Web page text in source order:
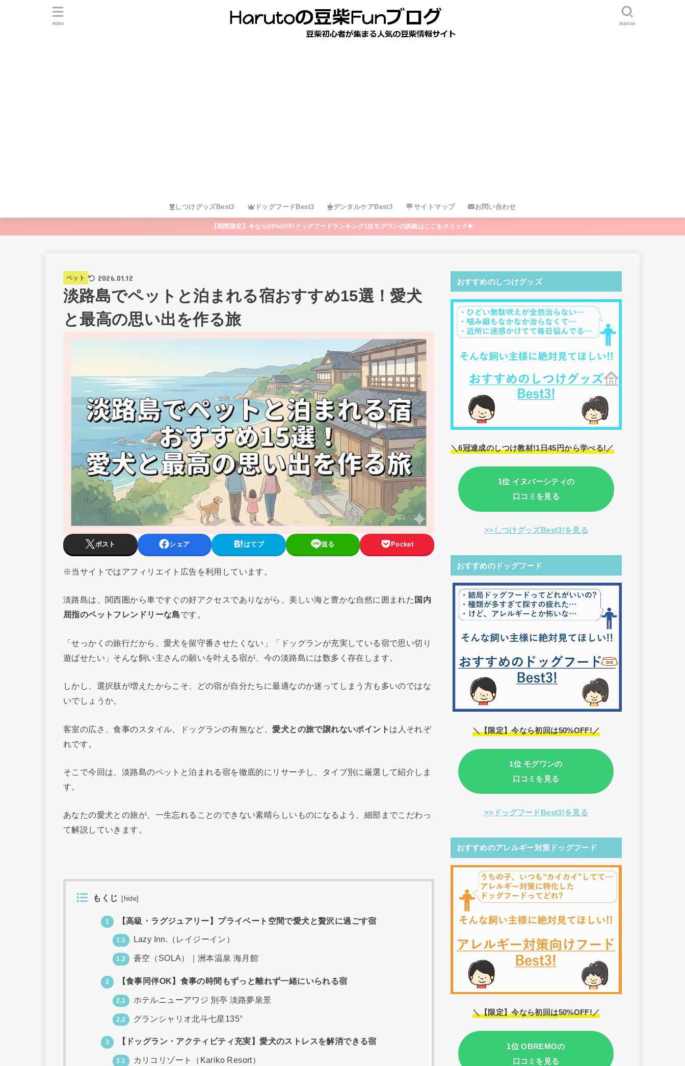
しつけグッズBest3 ドッグフードBest3 デンタルケアBest3 サイトマップ お問い合わせ
SEARCH
MENU
【期間限定】今なら50%OFF!ドッグフードランキング1位モグワンの詳細はここをクリック▶
ペット 2026.01.12
淡路島でペットと泊まれる宿おすすめ15選！愛犬
と最高の思い出を作る旅
ポスト シェア はてブ 送る Pocket
※当サイトではアフィリエイト広告を利用しています。
淡路島は、関西圏から車ですぐの好アクセスでありながら、美しい海と豊かな自然に囲まれた 国内
屈指のペットフレンドリーな島です。
「せっかくの旅行だから、愛犬を留守番させたくない」「ドッグランが充実している宿で思い切り
遊ばせたい」そんな飼い主さんの願いを叶える宿が、今の淡路島には数多く存在します。
しかし、選択肢が増えたからこそ、どの宿が自分たちに最適なのか迷ってしまう方も多いのではな
いでしょうか。
客室の広さ、食事のスタイル、ドッグランの有無など、愛犬との旅で譲れないポイント は人それぞ
れです。
そこで今回は、淡路島のペットと泊まれる宿を徹底的にリサーチし、タイプ別に厳選して紹介しま
す。
あなたの愛犬との旅が、一生忘れることのできない素晴らしいものになるよう、細部までこだわっ
て解説していきます。
もくじ hide
1 【高級・ラグジュアリー】プライベート空間で愛犬と贅沢に過ごす宿
1.1 Lazy Inn.（レイジーイン）
1.2 蒼空（SOLA）｜洲本温泉 海月館
2 【食事同伴OK】食事の時間もずっと離れず一緒にいられる宿
2.1 ホテルニューアワジ 別亭 淡路夢泉景
2.2 グランシャリオ北斗七星135°
3 【ドッグラン・アクティビティ充実】愛犬のストレスを解消できる宿
3.1 カリコリゾート（Kariko Resort）
おすすめのしつけグッズ
＼6冠達成のしつけ教材!1日45円から学べる!／
1位 イヌバーシティの
口コミを見る
>>しつけグッズBest3!を見る
おすすめのドッグフード
＼【限定】今なら初回は50%OFF!／
1位 モグワンの
口コミを見る
>>ドッグフードBest3!を見る
おすすめのアレルギー対策ドッグフード
＼【限定】今なら初回は50%OFF!／
1位 OBREMOの
口コミを見る